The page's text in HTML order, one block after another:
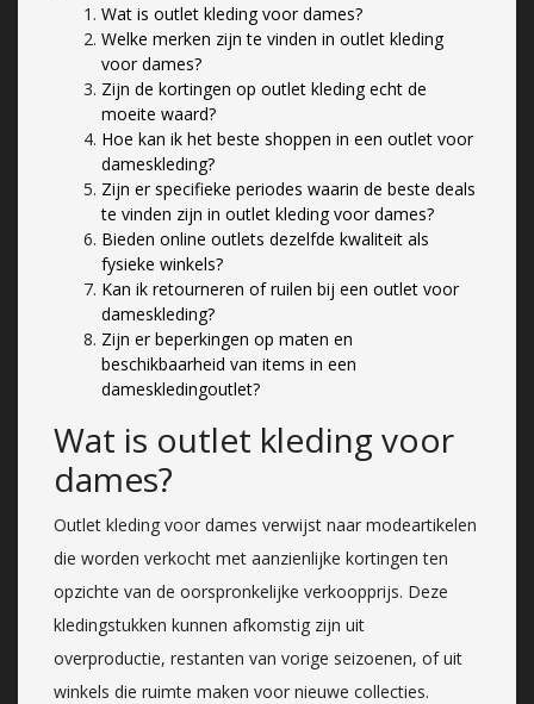
Wat is outlet kleding voor dames?
Welke merken zijn te vinden in outlet kleding
voor dames?
Zijn de kortingen op outlet kleding echt de
moeite waard?
Hoe kan ik het beste shoppen in een outlet voor
dameskleding?
Zijn er specifieke periodes waarin de beste deals
te vinden zijn in outlet kleding voor dames?
Bieden online outlets dezelfde kwaliteit als
fysieke winkels?
Kan ik retourneren of ruilen bij een outlet voor
dameskleding?
Zijn er beperkingen op maten en
beschikbaarheid van items in een
dameskledingoutlet?
Wat is outlet kleding voor
dames?
Outlet kleding voor dames verwijst naar modeartikelen
die worden verkocht met aanzienlijke kortingen ten
opzichte van de oorspronkelijke verkoopprijs. Deze
kledingstukken kunnen afkomstig zijn uit
overproductie, restanten van vorige seizoenen, of uit
winkels die ruimte maken voor nieuwe collecties.